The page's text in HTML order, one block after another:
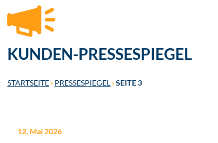
KUNDEN-PRESSESPIEGEL
STARTSEITE › PRESSESPIEGEL › SEITE 3
12. Mai 2026